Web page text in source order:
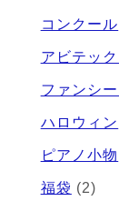
コンクール
アビテック
ファンシ
ハロウィン
ピアノ小物
福袋 (2)